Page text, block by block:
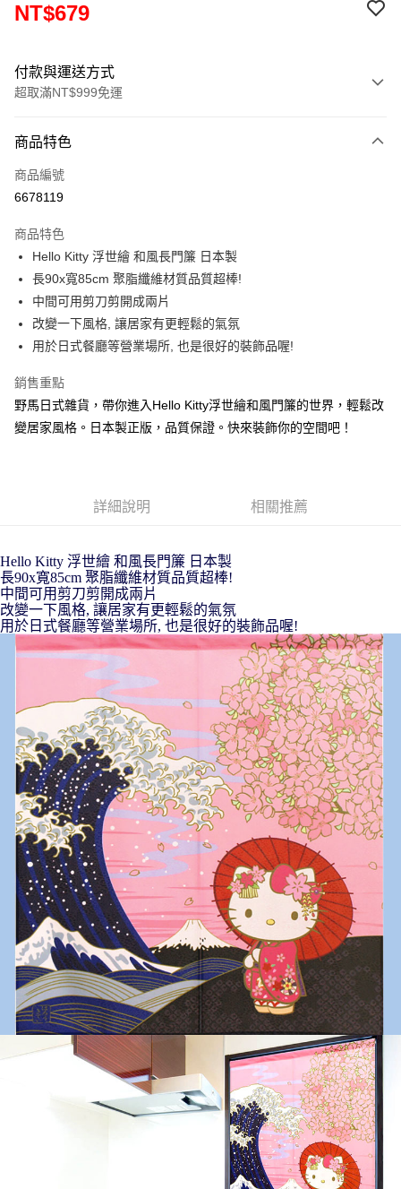
NT$679
付款與運送方式
超取滿NT$999免運
信用卡一次付款
信用卡分期付款
合作金庫商業銀行
華南商業銀行
彰化商業銀行
上海商業儲蓄銀行
台北富邦商業銀行
國泰世華商業銀行
臺灣中小企業銀行
台中商業銀行
匯豐（台灣）商業銀行
華泰商業銀行
聯邦商業銀行
遠東國際商業銀行
元大商業銀行
台新國際商業銀行
中國信託商業銀行
台灣樂天信用卡公司
LINE Pay
Apple Pay
街口支付
悠遊付
Google Pay
付款後全家取貨
每筆NT$65，滿NT$999(含以上)免運費
7-11取貨付款
每筆NT$65，滿NT$999(含以上)免運費
付款後7-11取貨
每筆NT$65，滿NT$999(含以上)免運費
宅配
每筆NT$100，滿NT$999(含以上)免運費
商品特色
商品編號
6678119
商品特色
Hello Kitty 浮世繪 和風長門簾 日本製
長90x寬85cm 聚脂纖維材質品質超棒!
中間可用剪刀剪開成兩片
改變一下風格, 讓居家有更輕鬆的氣氛
用於日式餐廳等營業場所, 也是很好的裝飾品喔!
銷售重點
野馬日式雜貨，帶你進入Hello Kitty浮世繪和風門簾的世界，輕鬆改
變居家風格。日本製正版，品質保證。快來裝飾你的空間吧！
詳細說明 相關推薦
Hello Kitty 浮世繪 和風長門簾 日本製
長90x寬85cm 聚脂纖維材質品質超棒!
中間可用剪刀剪開成兩片
改變一下風格, 讓居家有更輕鬆的氣氛
用於日式餐廳等營業場所, 也是很好的裝飾品喔!